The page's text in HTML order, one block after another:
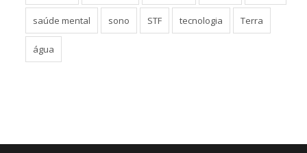
saúde mental sono STF tecnologia Terra
água